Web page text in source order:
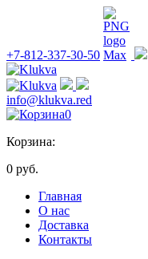
+7-812-337-30-50
info@klukva.red
0
Корзина:
0 руб.
Главная
О нас
Доставка
Контакты